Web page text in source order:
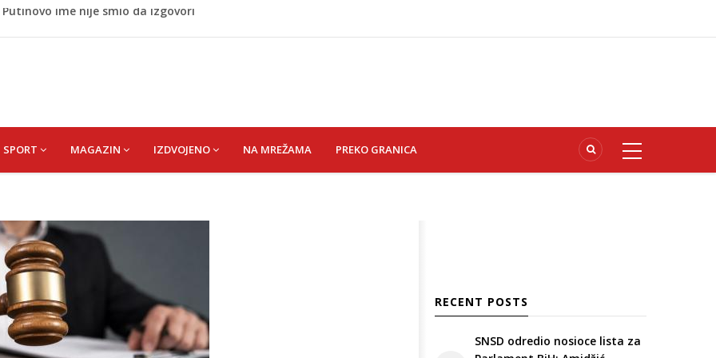
ušao u Bugarsku i eksplodirao kod gasovoda
Save, podsjećaju na ljudske
ime nije smio da izgovori
SPORT MAGAZIN IZDVOJENO NA MREŽAMA PREKO GRANICA
RECENT POSTS
SNSD odredio nosioce lista za